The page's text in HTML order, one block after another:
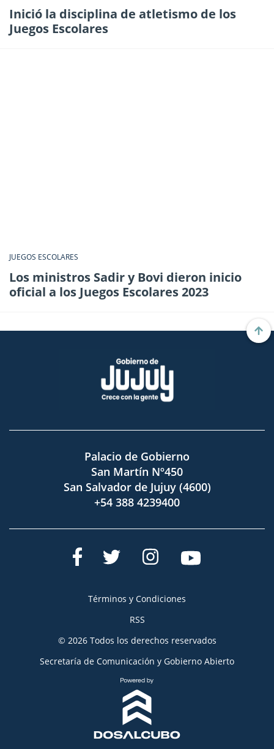
Inició la disciplina de atletismo de los
Juegos Escolares
JUEGOS ESCOLARES
Los ministros Sadir y Bovi dieron inicio
oficial a los Juegos Escolares 2023
Palacio de Gobierno
San Martín Nº450
San Salvador de Jujuy (4600)
+54 388 4239400
Términos y Condiciones
RSS
© 2026 Todos los derechos reservados
Secretaría de Comunicación y Gobierno Abierto